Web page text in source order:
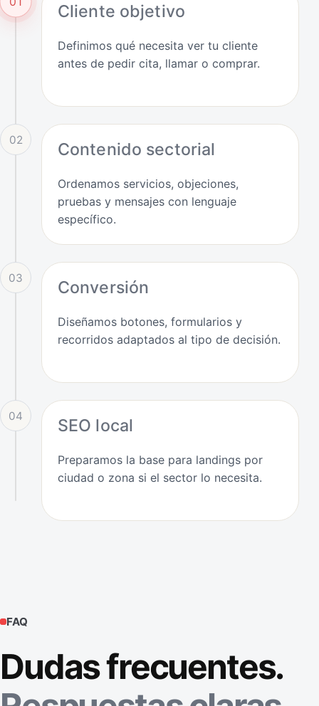
Cliente objetivo
Definimos qué necesita ver tu cliente
antes de pedir cita, llamar o comprar.
02 Contenido sectorial
Ordenamos servicios, objeciones,
pruebas y mensajes con lenguaje
específico.
03 Conversión
Diseñamos botones, formularios y
recorridos adaptados al tipo de decisión.
04 SEO local
Preparamos la base para landings por
ciudad o zona si el sector lo necesita.
FAQ
Dudas frecuentes.